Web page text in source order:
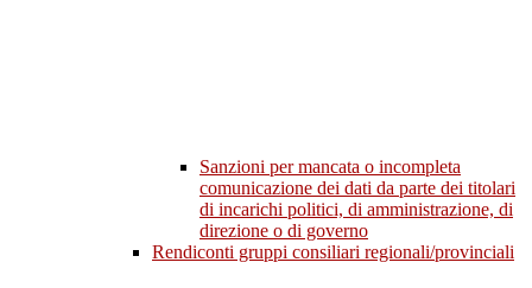
Sanzioni per mancata o incompleta
comunicazione dei dati da parte dei titolari
di incarichi politici, di amministrazione, di
direzione o di governo
Rendiconti gruppi consiliari regionali/provinciali